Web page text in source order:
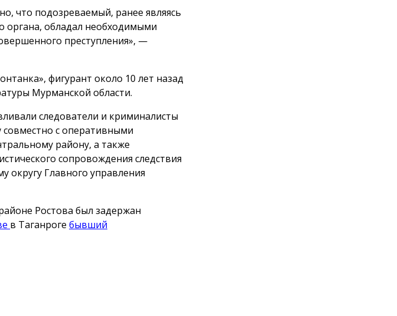
что подозреваемый, ранее являясь
органа, обладал необходимыми
преступления», —
фигурант около 10 лет назад
Мурманской области.
следователи и криминалисты
совместно с оперативными
району, а также
сопровождения следствия
округу Главного управления
Ростова был задержан
в Таганроге бывший